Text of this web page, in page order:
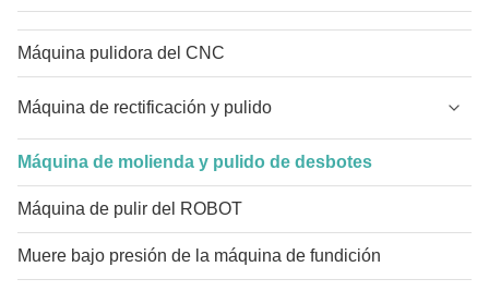
Máquina pulidora del CNC
Máquina de rectificación y pulido
Máquina de molienda y pulido de desbotes
Máquina de pulir del ROBOT
Muere bajo presión de la máquina de fundición